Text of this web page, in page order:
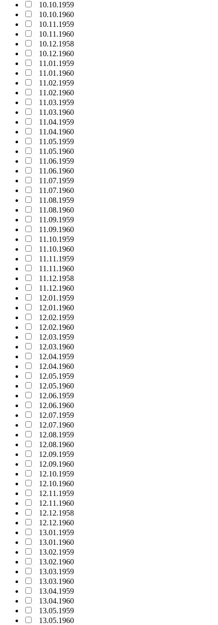
10.10.1959
10.10.1960
10.11.1959
10.11.1960
10.12.1958
10.12.1960
11.01.1959
11.01.1960
11.02.1959
11.02.1960
11.03.1959
11.03.1960
11.04.1959
11.04.1960
11.05.1959
11.05.1960
11.06.1959
11.06.1960
11.07.1959
11.07.1960
11.08.1959
11.08.1960
11.09.1959
11.09.1960
11.10.1959
11.10.1960
11.11.1959
11.11.1960
11.12.1958
11.12.1960
12.01.1959
12.01.1960
12.02.1959
12.02.1960
12.03.1959
12.03.1960
12.04.1959
12.04.1960
12.05.1959
12.05.1960
12.06.1959
12.06.1960
12.07.1959
12.07.1960
12.08.1959
12.08.1960
12.09.1959
12.09.1960
12.10.1959
12.10.1960
12.11.1959
12.11.1960
12.12.1958
12.12.1960
13.01.1959
13.01.1960
13.02.1959
13.02.1960
13.03.1959
13.03.1960
13.04.1959
13.04.1960
13.05.1959
13.05.1960